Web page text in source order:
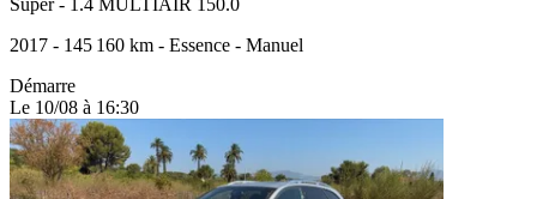
Super- 1.4 MULTIAIR 150.0
2017 - 145 160 km - Essence - Manuel
Démarre
Le 10/08 à 16:30